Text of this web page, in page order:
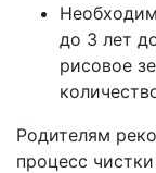
до 3 лет
рисовое
Родителям
процесс